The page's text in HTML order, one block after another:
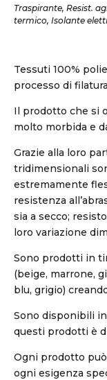
Traspirante, Resist.
termico, Isolante
Tessuti 100%
processo di
Il prodotto che si
molto morbida e
Grazie alla loro
tridimensionali
estremamente
resistenza
sia a secco;
loro variazione
Sono prodotti in
(beige, marrone,
blu, grigio)
Sono disponibili
questi prodotti è
Ogni prodotto
ogni esigenza